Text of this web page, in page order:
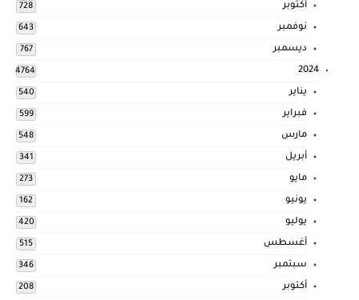
أكتوبر 728
نوفمبر 643
ديسمبر 767
2024
4764
يناير 540
فبراير 599
مارس 548
أبريل 341
مايو 273
يونيو 162
يوليو 420
أغسطس 515
سبتمبر 346
أكتوبر 208